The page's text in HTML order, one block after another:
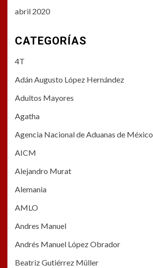
abril 2020
CATEGORÍAS
4T
Adán Augusto López Hernández
Adultos Mayores
Agatha
Agencia Nacional de Aduanas de México
AICM
Alejandro Murat
Alemania
AMLO
Andres Manuel
Andrés Manuel López Obrador
Beatriz Gutiérrez Müller